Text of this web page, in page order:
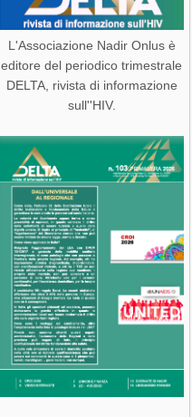
L'Associazione Nadir Onlus è
editore del periodico trimestrale
DELTA, rivista di informazione
sull''HIV.